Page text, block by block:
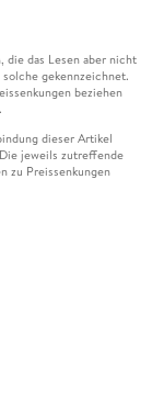
die das Lesen aber nicht
gekennzeichnet.
beziehen
dieser Artikel
jeweils zutreffende
zu Preissenkungen